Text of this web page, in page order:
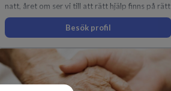
natt, året om ser vi till att rätt hjälp finns på rätt
plats i rätt tid.
Besök profil